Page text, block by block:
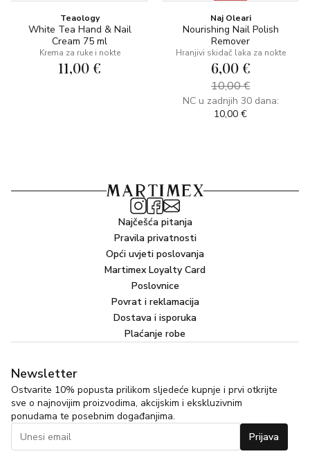
Teaology
White Tea Hand & Nail
Cream 75 ml
Krema za ruke i nokte
11,00 €
Naj Oleari
Nourishing Nail Polish
Remover
Hranjivi skidač laka za nokte
6,00 €
10,00 €
NC u zadnjih 30 dana:
10,00 €
Najčešća pitanja
Pravila privatnosti
Opći uvjeti poslovanja
Martimex Loyalty Card
Poslovnice
Povrat i reklamacija
Dostava i isporuka
Plaćanje robe
Newsletter
Ostvarite 10% popusta prilikom sljedeće kupnje i prvi otkrijte
sve o najnovijim proizvodima, akcijskim i ekskluzivnim
ponudama te posebnim događanjima.
Prijava